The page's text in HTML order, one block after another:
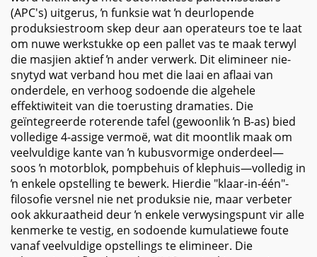
(APC's) uitgerus, ŉ funksie wat ŉ deurlopende
produksiestroom skep deur aan operateurs toe te laat
om nuwe werkstukke op een pallet vas te maak terwyl
die masjien aktief ŉ ander verwerk. Dit elimineer nie-
snytyd wat verband hou met die laai en aflaai van
onderdele, en verhoog sodoende die algehele
effektiwiteit van die toerusting dramaties. Die
geïntegreerde roterende tafel (gewoonlik ŉ B-as) bied
volledige 4-assige vermoë, wat dit moontlik maak om
veelvuldige kante van ŉ kubusvormige onderdeel—
soos ŉ motorblok, pompbehuis of klephuis—volledig in
ŉ enkele opstelling te bewerk. Hierdie "klaar-in-één"-
filosofie versnel nie net produksie nie, maar verbeter
ook akkuraatheid deur ŉ enkele verwysingspunt vir alle
kenmerke te vestig, en sodoende kumulatiewe foute
vanaf veelvuldige opstellings te elimineer. Die